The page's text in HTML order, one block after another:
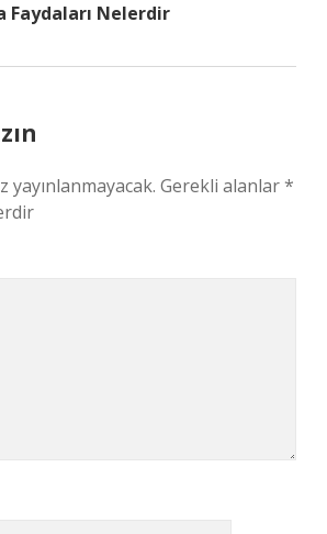
Faydaları Nelerdir
yayınlanmayacak. Gerekli alanlar*